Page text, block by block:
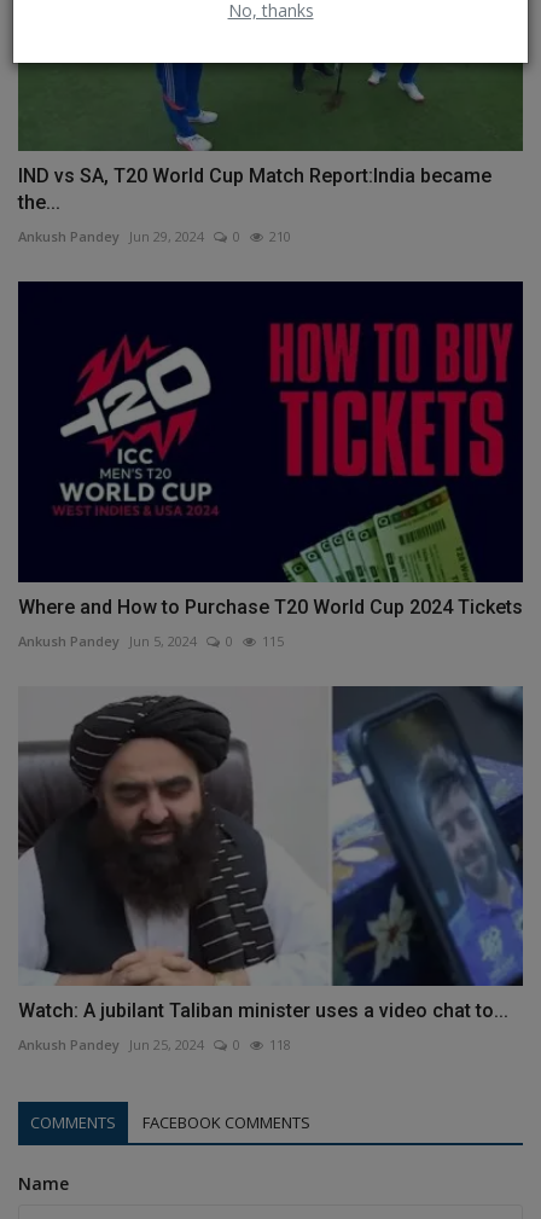
No, thanks
IND vs SA, T20 World Cup Match Report:India became
the...
Ankush Pandey Jun 29, 2024 0 210
Where and How to Purchase T20 World Cup 2024 Tickets
Ankush Pandey Jun 5, 2024 0 115
Watch: A jubilant Taliban minister uses a video chat to...
Ankush Pandey Jun 25, 2024 0 118
COMMENTS FACEBOOK COMMENTS
Name